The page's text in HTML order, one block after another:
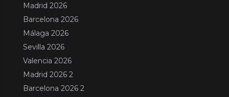
Madrid 2026
Barcelona 2026
Málaga 2026
Sevilla 2026
Valencia 2026
Madrid 2026 2
Barcelona 2026 2